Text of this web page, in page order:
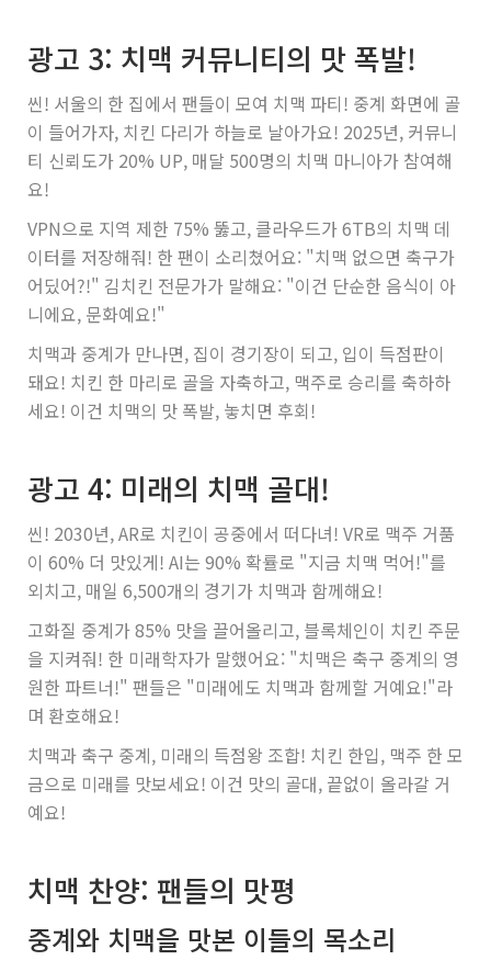
광고 3: 치맥 커뮤니티의 맛 폭발!
씬! 서울의 한 집에서 팬들이 모여 치맥 파티! 중계 화면에 골
이 들어가자, 치킨 다리가 하늘로 날아가요! 2025년, 커뮤니
티 신뢰도가 20% UP, 매달 500명의 치맥 마니아가 참여해
요!
VPN으로 지역 제한 75% 뚫고, 클라우드가 6TB의 치맥 데
이터를 저장해줘! 한 팬이 소리쳤어요: "치맥 없으면 축구가
어딨어?!" 김치킨 전문가가 말해요: "이건 단순한 음식이 아
니에요, 문화예요!"
치맥과 중계가 만나면, 집이 경기장이 되고, 입이 득점판이
돼요! 치킨 한 마리로 골을 자축하고, 맥주로 승리를 축하하
세요! 이건 치맥의 맛 폭발, 놓치면 후회!
광고 4: 미래의 치맥 골대!
씬! 2030년, AR로 치킨이 공중에서 떠다녀! VR로 맥주 거품
이 60% 더 맛있게! AI는 90% 확률로 "지금 치맥 먹어!"를
외치고, 매일 6,500개의 경기가 치맥과 함께해요!
고화질 중계가 85% 맛을 끌어올리고, 블록체인이 치킨 주문
을 지켜줘! 한 미래학자가 말했어요: "치맥은 축구 중계의 영
원한 파트너!" 팬들은 "미래에도 치맥과 함께할 거예요!"라
며 환호해요!
치맥과 축구 중계, 미래의 득점왕 조합! 치킨 한입, 맥주 한 모
금으로 미래를 맛보세요! 이건 맛의 골대, 끝없이 올라갈 거
예요!
치맥 찬양: 팬들의 맛평
중계와 치맥을 맛본 이들의 목소리